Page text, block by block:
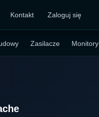
Kontakt Zaloguj się
Zasilacze Monitory